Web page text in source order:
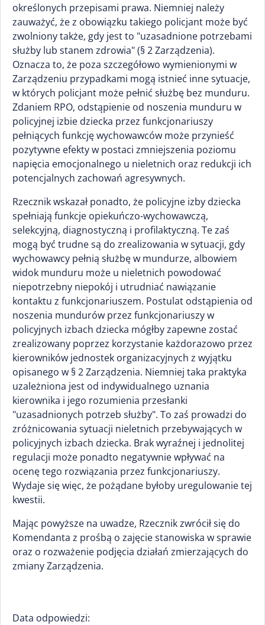
określonych przepisami prawa. Niemniej należy
zauważyć, że z obowiązku takiego policjant może być
zwolniony także, gdy jest to "uzasadnione potrzebami
służby lub stanem zdrowia" (§ 2 Zarządzenia).
Oznacza to, że poza szczegółowo wymienionymi w
Zarządzeniu przypadkami mogą istnieć inne sytuacje,
w których policjant może pełnić służbę bez munduru.
Zdaniem RPO, odstąpienie od noszenia munduru w
policyjnej izbie dziecka przez funkcjonariuszy
pełniących funkcję wychowawców może przynieść
pozytywne efekty w postaci zmniejszenia poziomu
napięcia emocjonalnego u nieletnich oraz redukcji ich
potencjalnych zachowań agresywnych.
Rzecznik wskazał ponadto, że policyjne izby dziecka
spełniają funkcje opiekuńczo-wychowawczą,
selekcyjną, diagnostyczną i profilaktyczną. Te zaś
mogą być trudne są do zrealizowania w sytuacji, gdy
wychowawcy pełnią służbę w mundurze, albowiem
widok munduru może u nieletnich powodować
niepotrzebny niepokój i utrudniać nawiązanie
kontaktu z funkcjonariuszem. Postulat odstąpienia od
noszenia mundurów przez funkcjonariuszy w
policyjnych izbach dziecka mógłby zapewne zostać
zrealizowany poprzez korzystanie każdorazowo przez
kierowników jednostek organizacyjnych z wyjątku
opisanego w § 2 Zarządzenia. Niemniej taka praktyka
uzależniona jest od indywidualnego uznania
kierownika i jego rozumienia przesłanki
"uzasadnionych potrzeb służby". To zaś prowadzi do
zróżnicowania sytuacji nieletnich przebywających w
policyjnych izbach dziecka. Brak wyraźnej i jednolitej
regulacji może ponadto negatywnie wpływać na
ocenę tego rozwiązania przez funkcjonariuszy.
Wydaje się więc, że pożądane byłoby uregulowanie tej
kwestii.
Mając powyższe na uwadze, Rzecznik zwrócił się do
Komendanta z prośbą o zajęcie stanowiska w sprawie
oraz o rozważenie podjęcia działań zmierzających do
zmiany Zarządzenia.
Data odpowiedzi: